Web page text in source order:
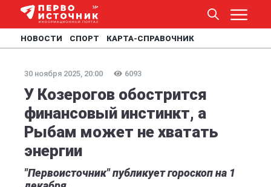
НОВОСТИ СПОРТ КАРТА-СПРАВОЧНИК
30 ноября 2025, 20:00 6093
У Козерогов обострится
финансовый инстинкт, а
Рыбам может не хватать
энергии
"Первоисточник" публикует гороскоп на 1